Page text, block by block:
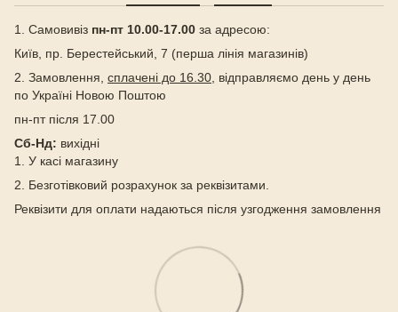
1. Самовивіз пн-пт 10.00-17.00 за адресою:
Київ, пр. Берестейський, 7 (перша лінія магазинів)
2. Замовлення, сплачені до 16.30, відправляємо день у день
по Україні Новою Поштою
пн-пт після 17.00
Сб-Нд: вихідні
1. У касі магазину
2. Безготівковий розрахунок за реквізитами.
Реквізити для оплати надаються після узгодження замовлення